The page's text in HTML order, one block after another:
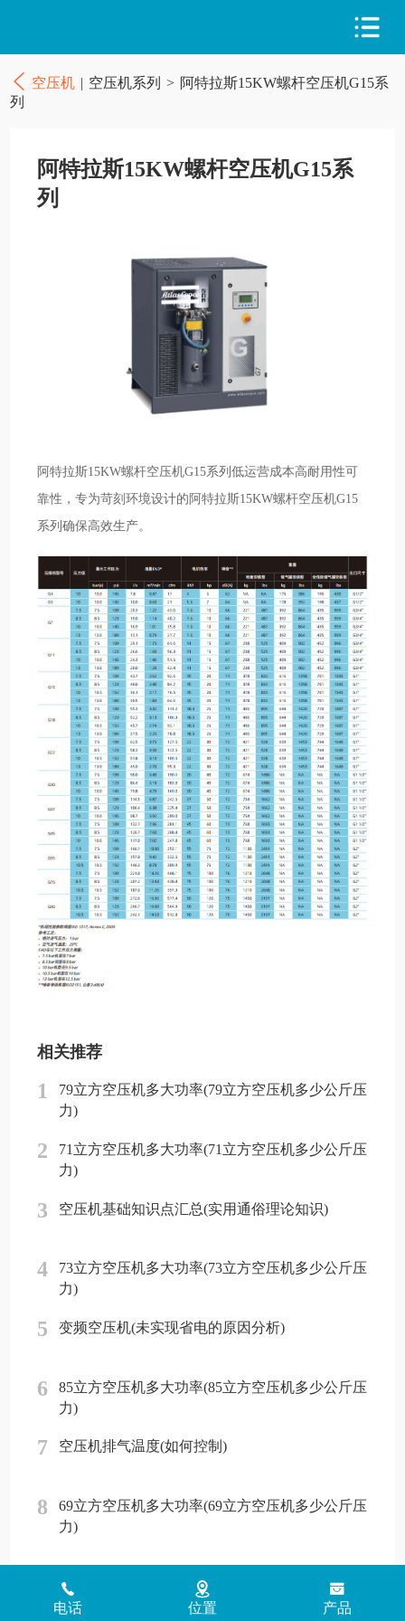
空压机 | 空压机系列 > 阿特拉斯15KW螺杆空压机G15系
列
阿特拉斯15KW螺杆空压机G15系
列
阿特拉斯15KW螺杆空压机G15系列低运营成本高耐用性可
靠性，专为苛刻环境设计的阿特拉斯15KW螺杆空压机G15
系列确保高效生产。
相关推荐
1
79立方空压机多大功率(79立方空压机多少公斤压
力)
2
71立方空压机多大功率(71立方空压机多少公斤压
力)
3 空压机基础知识点汇总(实用通俗理论知识)
4
73立方空压机多大功率(73立方空压机多少公斤压
力)
5 变频空压机(未实现省电的原因分析)
6
85立方空压机多大功率(85立方空压机多少公斤压
力)
7 空压机排气温度(如何控制)
8
69立方空压机多大功率(69立方空压机多少公斤压
力)
电话 位置 产品
Copyright © 2018 - 2026 www.jinlingyasuoji.com
气胜智能装备（深圳）
有限公司版权所有
粤ICP备2021072975号 粤公网安备